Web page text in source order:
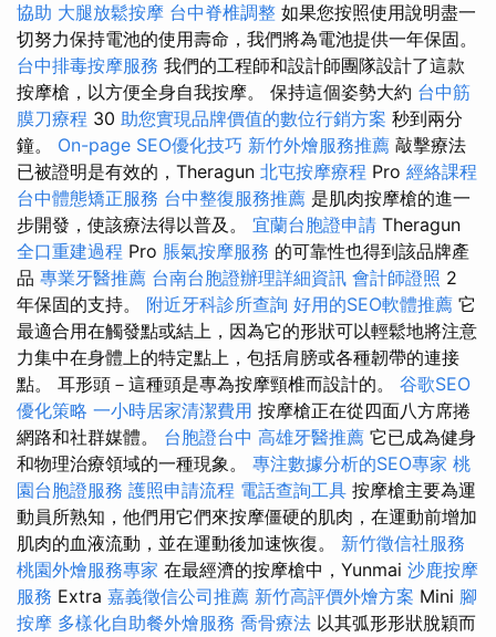
協助 大腿放鬆按摩 台中脊椎調整 如果您按照使用說明盡一
切努力保持電池的使用壽命，我們將為電池提供一年保固。
台中排毒按摩服務 我們的工程師和設計師團隊設計了這款
按摩槍，以方便全身自我按摩。 保持這個姿勢大約 台中筋
膜刀療程 30 助您實現品牌價值的數位行銷方案 秒到兩分
鐘。 On-page SEO優化技巧 新竹外燴服務推薦 敲擊療法
已被證明是有效的，Theragun 北屯按摩療程 Pro 經絡課程
台中體態矯正服務 台中整復服務推薦 是肌肉按摩槍的進一
步開發，使該療法得以普及。 宜蘭台胞證申請 Theragun
全口重建過程 Pro 脹氣按摩服務 的可靠性也得到該品牌產
品 專業牙醫推薦 台南台胞證辦理詳細資訊 會計師證照 2
年保固的支持。 附近牙科診所查詢 好用的SEO軟體推薦 它
最適合用在觸發點或結上，因為它的形狀可以輕鬆地將注意
力集中在身體上的特定點上，包括肩膀或各種韌帶的連接
點。 耳形頭－這種頭是專為按摩頸椎而設計的。 谷歌SEO
優化策略 一小時居家清潔費用 按摩槍正在從四面八方席捲
網路和社群媒體。 台胞證台中 高雄牙醫推薦 它已成為健身
和物理治療領域的一種現象。 專注數據分析的SEO專家 桃
園台胞證服務 護照申請流程 電話查詢工具 按摩槍主要為運
動員所熟知，他們用它們來按摩僵硬的肌肉，在運動前增加
肌肉的血液流動，並在運動後加速恢復。 新竹徵信社服務
桃園外燴服務專家 在最經濟的按摩槍中，Yunmai 沙鹿按摩
服務 Extra 嘉義徵信公司推薦 新竹高評價外燴方案 Mini 腳
按摩 多樣化自助餐外燴服務 喬骨療法 以其弧形形狀脫穎而